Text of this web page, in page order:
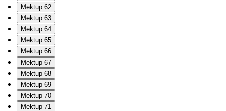
Mektup 62
Mektup 63
Mektup 64
Mektup 65
Mektup 66
Mektup 67
Mektup 68
Mektup 69
Mektup 70
Mektup 71